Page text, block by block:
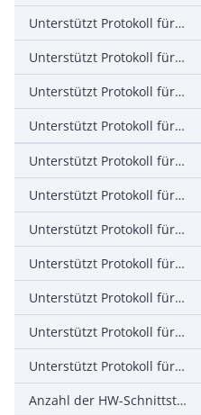
Unterstützt Protokoll für PROFINET IO
Unterstützt Protokoll für PROFINET CBA
Unterstützt Protokoll für SERCOS
Unterstützt Protokoll für Foundation Fieldbus
Unterstützt Protokoll für EtherNet/IP
Unterstützt Protokoll für AS-Interface Safety at Work
Unterstützt Protokoll für DeviceNet Safety
Unterstützt Protokoll für INTERBUS-Safety
Unterstützt Protokoll für PROFIsafe
Unterstützt Protokoll für SafetyBUS p
Unterstützt Protokoll für sonstige Bussysteme
Anzahl der HW-Schnittstellen Industrial Ethernet